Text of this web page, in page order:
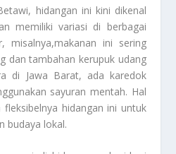
hidangan ini kini dikenal
memiliki variasi di berbagai
misalnya,makanan ini sering
dan tambahan kerupuk udang
di Jawa Barat, ada karedok
sayuran mentah. Hal
hidangan ini untuk
budaya lokal.